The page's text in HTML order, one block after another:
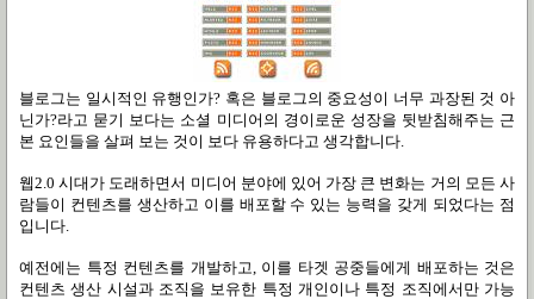
블로그는 일시적인 유행인가? 혹은 블로그의 중요성이 너무 과장된 것 아
닌가?라고 묻기 보다는 소셜 미디어의 경이로운 성장을 뒷받침해주는 근
본 요인들을 살펴 보는 것이 보다 유용하다고 생각합니다.
웹2.0 시대가 도래하면서 미디어 분야에 있어 가장 큰 변화는 거의 모든 사
람들이 컨텐츠를 생산하고 이를 배포할 수 있는 능력을 갖게 되었다는 점
입니다.
예전에는 특정 컨텐츠를 개발하고, 이를 타겟 공중들에게 배포하는 것은
컨텐츠 생산 시설과 조직을 보유한 특정 개인이나 특정 조직에서만 가능